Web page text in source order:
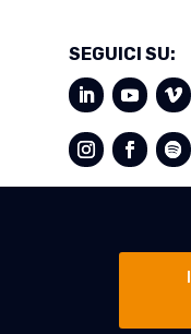
SEGUICI SU: